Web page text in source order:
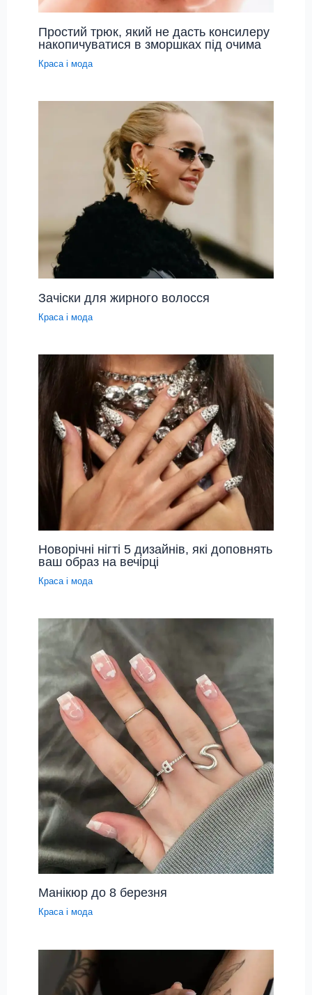
Простий трюк, який не дасть консилеру
накопичуватися в зморшках під очима
Краса і мода
Зачіски для жирного волосся
Краса і мода
Новорічні нігті 5 дизайнів, які доповнять
ваш образ на вечірці
Краса і мода
Манікюр до 8 березня
Краса і мода